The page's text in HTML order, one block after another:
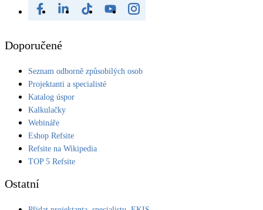
Doporučené
Seznam odborně způsobilých osob
Projektanti a specialisté
Katalog úspor
Kalkulačky
Webináře
Eshop Refsite
Refsite na Wikipedia
TOP 5 Refsite
Ostatní